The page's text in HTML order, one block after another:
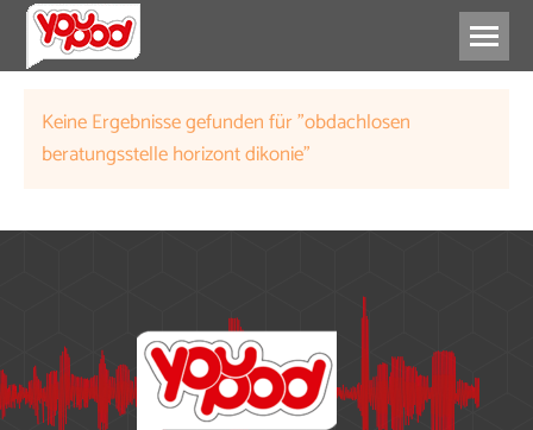
Keine Ergebnisse gefunden für "obdachlosen
beratungsstelle horizont dikonie"